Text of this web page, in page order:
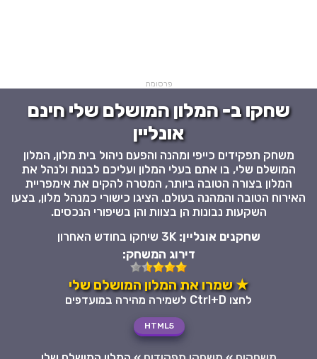
פרסומת
שחקו ב- המלון המושלם שלי חינם
אונליין
משחק תפקידים כייפי ומהנה והפעם ניהול בית מלון, המלון
המושלם שלי, בו אתם בעלי המלון ועליכם לבנות ולנהל את
המלון בצורה הטובה ביותר, המטרה להקים את אימפריית
האירוח הטובה והמהנה בעולם. הציגו כישורי כמנהל מלון, בצעו
השקעות נבונות הן בצוות והן בשיפורי הנכסים.
שחקנים אונליין:3K שיחקו בחודש האחרון
דירוג המשחק:
★ שמרו את המלון המושלם שלי
לחצו Ctrl+D לשמירה מהירה במועדפים
HTML5